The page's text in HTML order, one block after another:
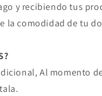
y recibiendo tus
la comodidad de tu
Al momento